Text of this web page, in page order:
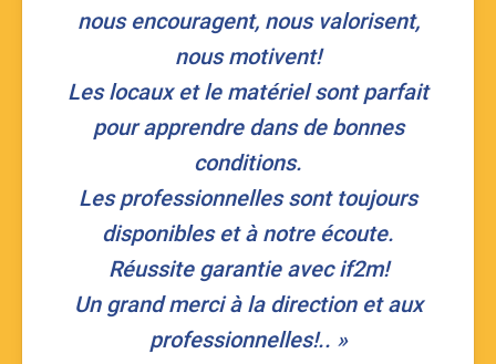
nous encouragent, nous valorisent,
nous motivent!
Les locaux et le matériel sont parfait
pour apprendre dans de bonnes
conditions.
Les professionnelles sont toujours
disponibles et à notre écoute.
Réussite garantie avec if2m!
Un grand merci à la direction et aux
professionnelles!.. »